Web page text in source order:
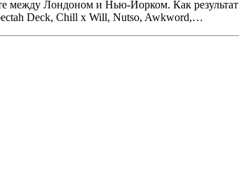
между Лондоном и Нью-Йорком. Как результат
Deck, Chill x Will, Nutso, Awkword,…